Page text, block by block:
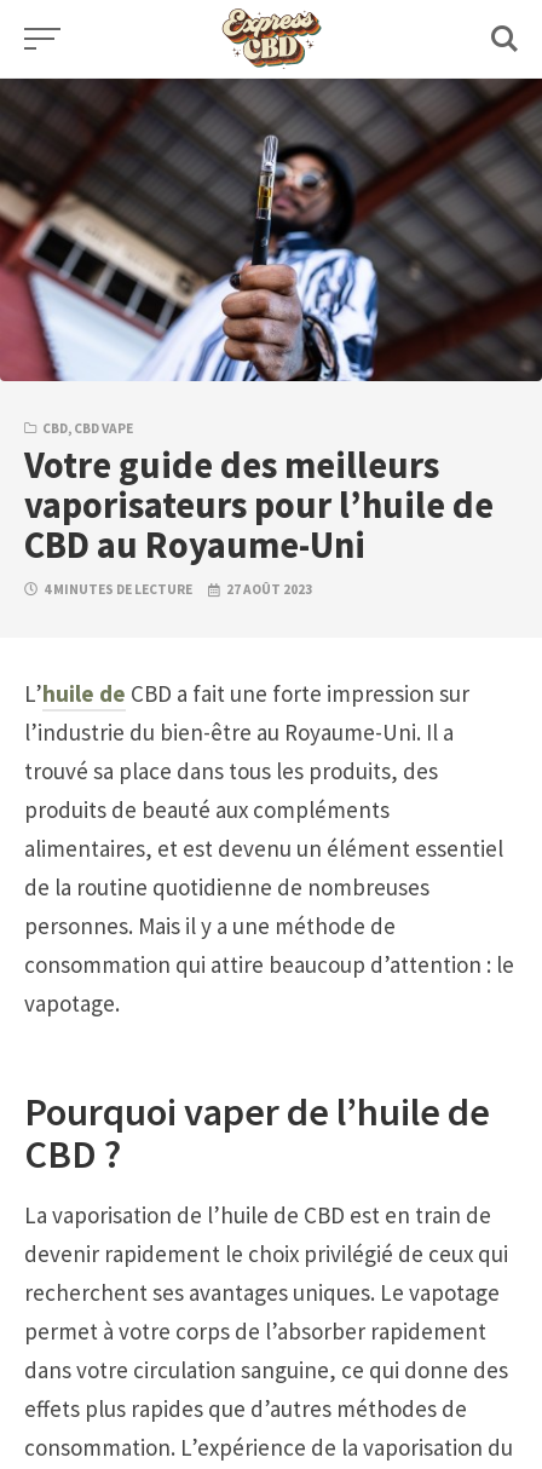
Skip
content
CBD, CBD VAPE
Votre guide des meilleurs
vaporisateurs pour l’huile de
CBD au Royaume-Uni
4 MINUTES DE LECTURE 27 AOÛT 2023
L’huile de CBD a fait une forte impression sur
l’industrie du bien-être au Royaume-Uni. Il a
trouvé sa place dans tous les produits, des
produits de beauté aux compléments
alimentaires, et est devenu un élément essentiel
de la routine quotidienne de nombreuses
personnes. Mais il y a une méthode de
consommation qui attire beaucoup d’attention : le
vapotage.
Pourquoi vaper de l’huile de
CBD ?
La vaporisation de l’huile de CBD est en train de
devenir rapidement le choix privilégié de ceux qui
recherchent ses avantages uniques. Le vapotage
permet à votre corps de l’absorber rapidement
dans votre circulation sanguine, ce qui donne des
effets plus rapides que d’autres méthodes de
consommation. L’expérience de la vaporisation du